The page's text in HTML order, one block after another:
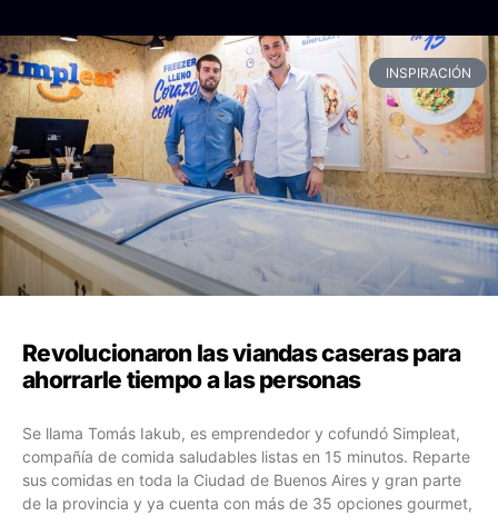
INSPIRACIÓN
Revolucionaron las viandas caseras para
ahorrarle tiempo a las personas
Se llama Tomás Iakub, es emprendedor y cofundó Simpleat,
compañía de comida saludables listas en 15 minutos. Reparte
sus comidas en toda la Ciudad de Buenos Aires y gran parte
de la provincia y ya cuenta con más de 35 opciones gourmet,